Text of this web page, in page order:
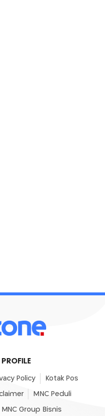
Policy Kotak Pos
MNC Peduli
MNC Group Bisnis